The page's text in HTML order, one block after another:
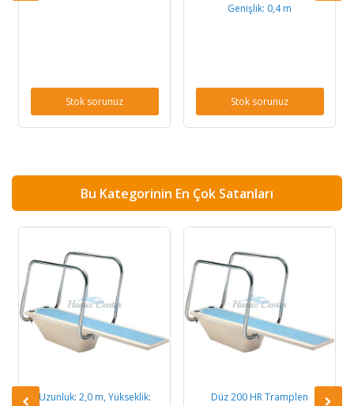
Stok sorunuz
Genişlik: 0,4 m
Stok sorunuz
Bu Kategorinin En Çok Satanları
Uzunluk: 2,0 m, Yükseklik:
Düz 200 HR Tramplen